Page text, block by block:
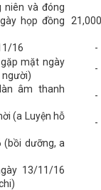
niên và đóng
họp đồng
16
mặt ngày
người)
âm thanh
(a Luyện hỗ
(bồi dưỡng, a
13/11/16